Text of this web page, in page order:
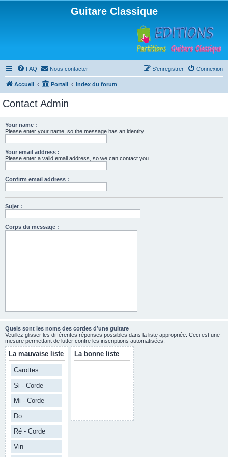
Guitare Classique
FAQ Nous contacter Connexion
S’enregistrer
Accueil Portail Index du forum
Contact Admin
Your name :
Please enter your name, so the message has an identity.
Your email address :
Please enter a valid email address, so we can contact you.
Confirm email address :
Sujet :
Corps du message :
Quels sont les noms des cordes d’une guitare
Veuillez glisser les différentes réponses possibles dans la liste appropriée. Ceci est une
mesure permettant de lutter contre les inscriptions automatisées.
La mauvaise liste
Carottes
Si - Corde
Mi - Corde
Do
Ré - Corde
Vin
La bonne liste